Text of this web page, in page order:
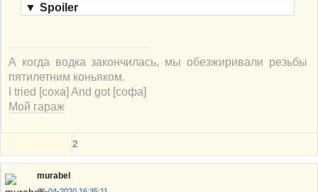
▼ Spoiler
А когда водка закончилась, мы обезжиривали резьбы
пятилетним коньяком.
I tried [соха] And got [софа]
Мой гараж
2
murabel